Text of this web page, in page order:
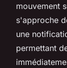
mouvement
s'approche
une
permettant